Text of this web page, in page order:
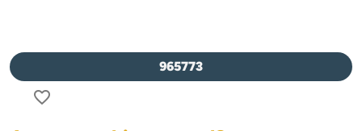
965773
favorite_border